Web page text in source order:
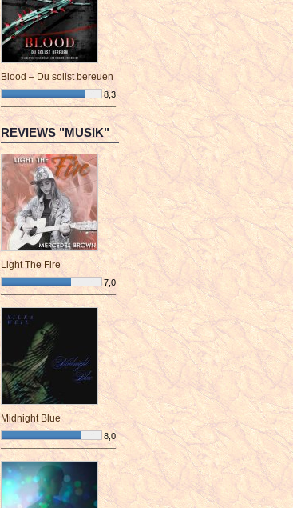
Blood – Du sollst bereuen
8,3
¯¯¯¯¯¯¯¯¯¯¯¯¯¯¯¯¯¯¯¯¯¯¯¯
REVIEWS "MUSIK"
Light The Fire
7,0
¯¯¯¯¯¯¯¯¯¯¯¯¯¯¯¯¯¯¯¯¯¯¯¯
Midnight Blue
8,0
¯¯¯¯¯¯¯¯¯¯¯¯¯¯¯¯¯¯¯¯¯¯¯¯